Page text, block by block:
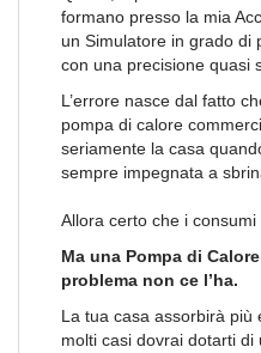
formano presso la mia
un Simulatore in grado di
con una precisione quasi
L’errore nasce dal fatto
pompa di calore
seriamente la casa
sempre impegnata a
Allora certo che i
Ma una Pompa di
problema non ce l’ha.
La tua casa assorbirà più
molti casi dovrai dotarti